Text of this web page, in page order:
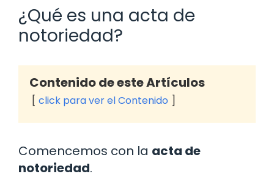
¿Qué es una acta de
notoriedad?
Contenido de este Artículos
click para ver el Contenido
Comencemos con la acta de
notoriedad.